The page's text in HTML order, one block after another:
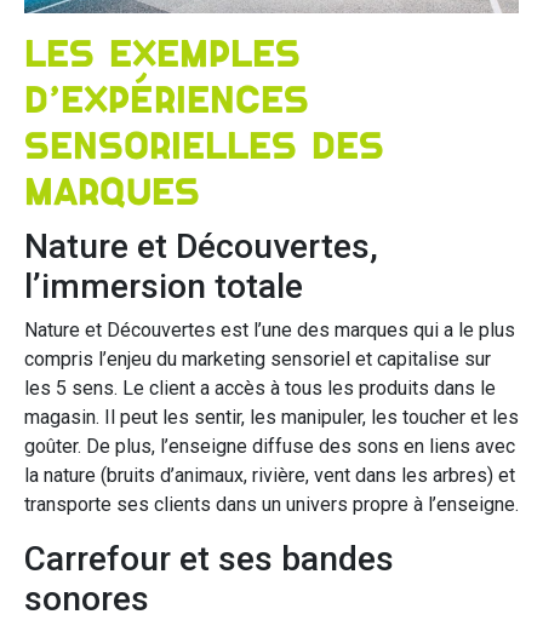
Les exemples
d’expériences
sensorielles des
marques
Nature et Découvertes,
l’immersion totale
Nature et Découvertes est l’une des marques qui a le plus
compris l’enjeu du marketing sensoriel et capitalise sur
les 5 sens. Le client a accès à tous les produits dans le
magasin. Il peut les sentir, les manipuler, les toucher et les
goûter. De plus, l’enseigne diffuse des sons en liens avec
la nature (bruits d’animaux, rivière, vent dans les arbres) et
transporte ses clients dans un univers propre à l’enseigne.
Carrefour et ses bandes
sonores